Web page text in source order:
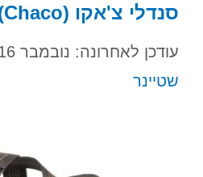
סנדלי צ'אקו (Chaco) בזול מאמזון
עודכן לאחרונה: נובמבר 16, 2022
שטיינר